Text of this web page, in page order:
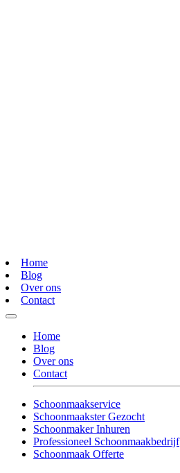
Home
Blog
Over ons
Contact
Home
Blog
Over ons
Contact
Schoonmaakservice
Schoonmaakster Gezocht
Schoonmaker Inhuren
Professioneel Schoonmaakbedrijf
Schoonmaak Offerte